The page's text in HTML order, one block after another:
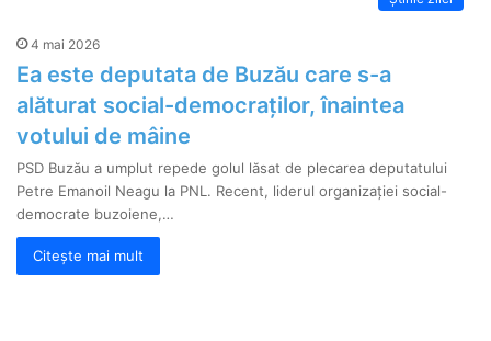
4 mai 2026
Ea este deputata de Buzău care s-a
alăturat social-democraților, înaintea
votului de mâine
PSD Buzău a umplut repede golul lăsat de plecarea deputatului
Petre Emanoil Neagu la PNL. Recent, liderul organizației social-
democrate buzoiene,…
Citește mai mult